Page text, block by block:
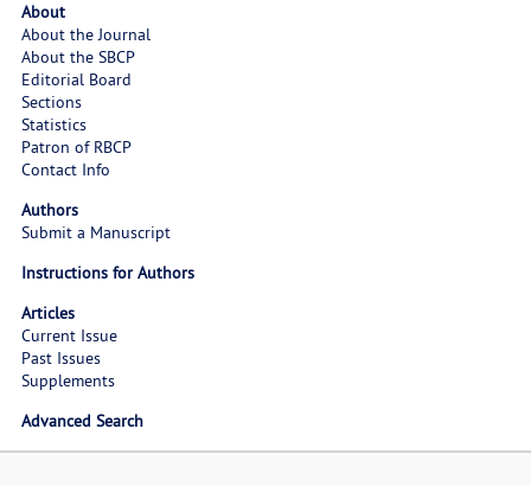
About
About the Journal
About the SBCP
Editorial Board
Sections
Statistics
Patron of RBCP
Contact Info
Authors
Submit a Manuscript
Instructions for Authors
Articles
Current Issue
Past Issues
Supplements
Advanced Search